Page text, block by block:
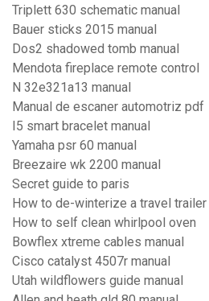
Triplett 630 schematic manual
Bauer sticks 2015 manual
Dos2 shadowed tomb manual
Mendota fireplace remote control
N 32e321a13 manual
Manual de escaner automotriz pdf
I5 smart bracelet manual
Yamaha psr 60 manual
Breezaire wk 2200 manual
Secret guide to paris
How to de-winterize a travel trailer
How to self clean whirlpool oven
Bowflex xtreme cables manual
Cisco catalyst 4507r manual
Utah wildflowers guide manual